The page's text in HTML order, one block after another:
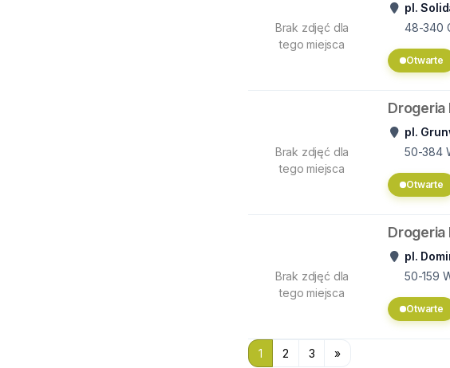
Brak zdjęć dla
tego miejsca
pl.
48-340
Otwarte
Brak zdjęć dla
tego miejsca
Drogeria
pl.
50-384
Otwarte
Brak zdjęć dla
tego miejsca
Drogeria
pl.
50-159
Otwarte
1 2 3 »